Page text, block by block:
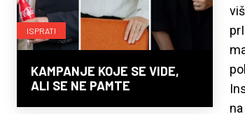
ISPRATI
KAMPANJE KOJE SE VIDE,
ALI SE NE PAMTE